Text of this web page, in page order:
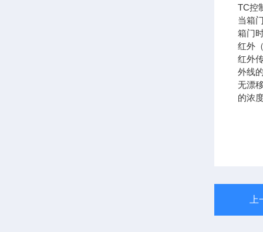
TC控
当箱
箱门
红外
红外
外线
无漂
的浓